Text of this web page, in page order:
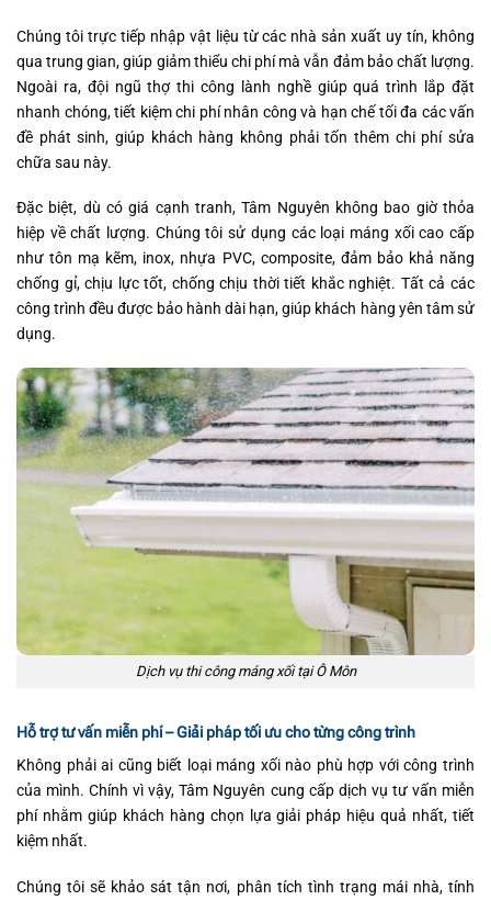
Chúng tôi trực tiếp nhập vật liệu từ các nhà sản xuất uy tín, không
qua trung gian, giúp giảm thiểu chi phí mà vẫn đảm bảo chất lượng.
Ngoài ra, đội ngũ thợ thi công lành nghề giúp quá trình lắp đặt
nhanh chóng, tiết kiệm chi phí nhân công và hạn chế tối đa các vấn
đề phát sinh, giúp khách hàng không phải tốn thêm chi phí sửa
chữa sau này.
Đặc biệt, dù có giá cạnh tranh, Tâm Nguyên không bao giờ thỏa
hiệp về chất lượng. Chúng tôi sử dụng các loại máng xối cao cấp
như tôn mạ kẽm, inox, nhựa PVC, composite, đảm bảo khả năng
chống gỉ, chịu lực tốt, chống chịu thời tiết khắc nghiệt. Tất cả các
công trình đều được bảo hành dài hạn, giúp khách hàng yên tâm sử
dụng.
Dịch vụ thi công máng xối tại Ô Môn
Hỗ trợ tư vấn miễn phí – Giải pháp tối ưu cho từng công trình
Không phải ai cũng biết loại máng xối nào phù hợp với công trình
của mình. Chính vì vậy, Tâm Nguyên cung cấp dịch vụ tư vấn miễn
phí nhằm giúp khách hàng chọn lựa giải pháp hiệu quả nhất, tiết
kiệm nhất.
Chúng tôi sẽ khảo sát tận nơi, phân tích tình trạng mái nhà, tính